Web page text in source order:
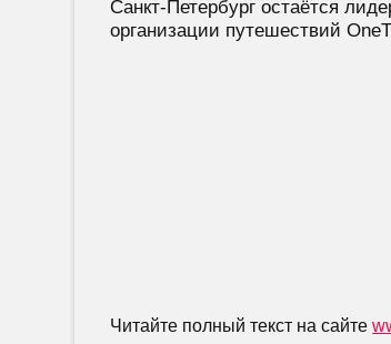
Санкт-Петербург остаётся
организации путешествий
Читайте полный текст на сайте